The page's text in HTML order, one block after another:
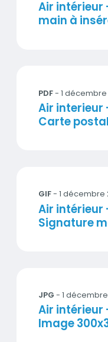
Titre
Air intérieur
main à
PDF- 1 décembre
Titre
Air interieur
Carte
GIF- 1 décembre
Titre
Air intérieur
Signature
JPG - 1 décembre
Titre
Air intérieur
Image